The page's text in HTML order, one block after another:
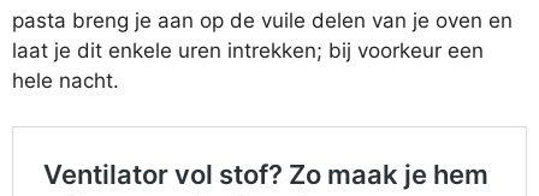
pasta breng je aan op de vuile delen van je oven en
laat je dit enkele uren intrekken; bij voorkeur een
hele nacht.